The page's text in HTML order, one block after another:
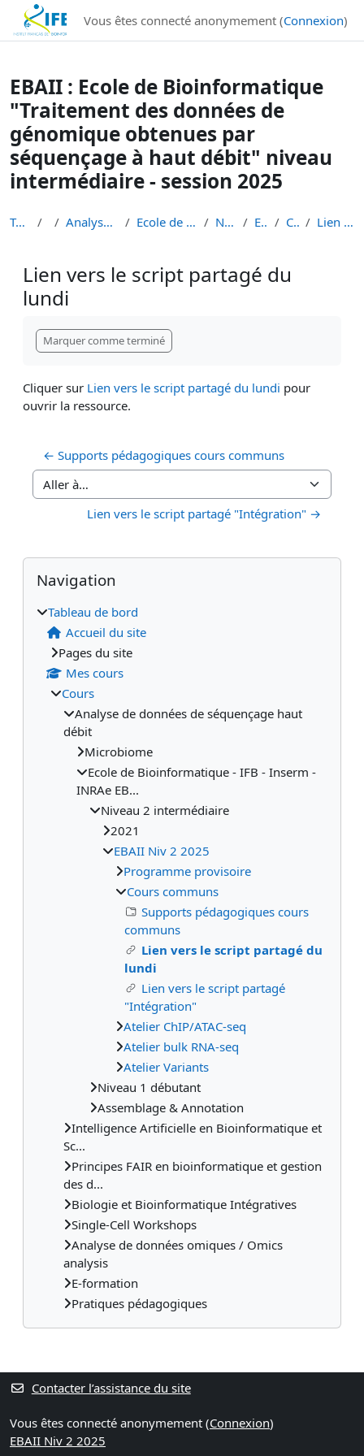
Institut Français de Bioinformatique - Les formations
Passer au contenu principalVous êtes connecté anonymement (Connexion)
EBAII : Ecole de Bioinformatique
"Traitement des données de
génomique obtenues par
séquençage à haut débit" niveau
intermédiaire - session 2025
Tableau de bord Cours Analyse de données de séquençage haut débit Ecole de Bioinformatique - IFB - Inserm - INRAe EB... Niveau 2 intermédiaire EBAII Niv 2 2025 Cours communs Lien vers le script partagé du lundi
Lien vers le script partagé du
lundi
Marquer comme terminé
Cliquer sur Lien vers le script partagé du lundi pour
ouvrir la ressource.
← Supports pédagogiques cours communs
Aller à…
Lien vers le script partagé "Intégration" →
Blocs
Blocs supplémentaires
Passer Navigation
Navigation
Tableau de bord
Accueil du site
Pages du site
Mes cours
Cours
Analyse de données de séquençage haut
débit
Microbiome
Ecole de Bioinformatique - IFB - Inserm -
INRAe EB...
Niveau 2 intermédiaire
2021
EBAII Niv 2 2025
Programme provisoire
Cours communs
Supports pédagogiques cours
communs
Lien vers le script partagé du
lundi
Lien vers le script partagé
"Intégration"
Atelier ChIP/ATAC-seq
Atelier bulk RNA-seq
Atelier Variants
Niveau 1 débutant
Assemblage & Annotation
Intelligence Artificielle en Bioinformatique et
Sc...
Principes FAIR en bioinformatique et gestion
des d...
Biologie et Bioinformatique Intégratives
Single-Cell Workshops
Analyse de données omiques / Omics
analysis
E-formation
Pratiques pédagogiques
Contacter l’assistance du site
Vous êtes connecté anonymement (Connexion)
EBAII Niv 2 2025